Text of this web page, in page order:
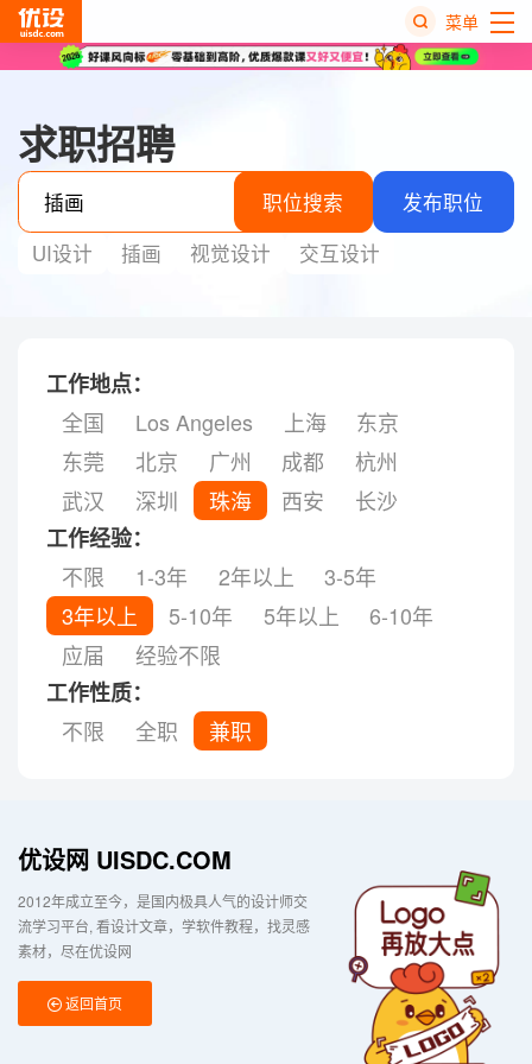
菜单
求职招聘
职位搜索
发布职位
UI设计
插画 视觉设计 交互设计
工作地点：
全国
Los Angeles 上海
东京
东莞
北京 广州 成都
杭州
武汉
深圳 珠海 西安
长沙
工作经验：
不限
1-3年 2年以上
3-5年
3年以上
5-10年 5年以上
6-10年
应届
经验不限
工作性质：
不限
全职 兼职
优设网 UISDC.COM
2012年成立至今，是国内极具人气的设计师交
流学习平台 看设计文章，学软件教程，找灵感
素材，尽在优设网
返回首页